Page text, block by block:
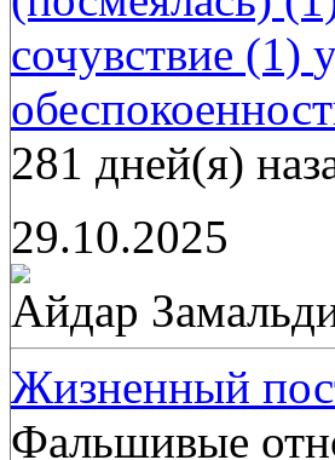
сочувствие (1)
281 дней(я)
29.10.2025
Айдар
Жизненный
Фальшивые